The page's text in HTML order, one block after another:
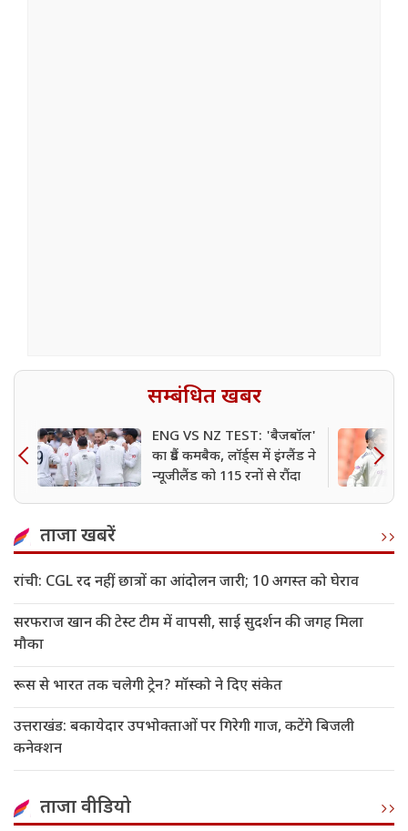
सम्बंधित खबर
ENG VS NZ TEST: 'बैजबॉल'
का ग्रैंड कमबैक, लॉर्ड्स में इंग्लैंड ने
न्यूजीलैंड को 115 रनों से रौंदा
ताजा खबरें
रांची: CGL रद नहीं, छात्रों का आंदोलन जारी; 10 अगस्त को घेराव
सरफराज खान की टेस्ट टीम में वापसी, साई सुदर्शन की जगह मिला
मौका
रूस से भारत तक चलेगी ट्रेन? मॉस्को ने दिए संकेत
उत्तराखंड: बकायेदार उपभोक्ताओं पर गिरेगी गाज, कटेंगे बिजली
कनेक्शन
ताजा वीडियो